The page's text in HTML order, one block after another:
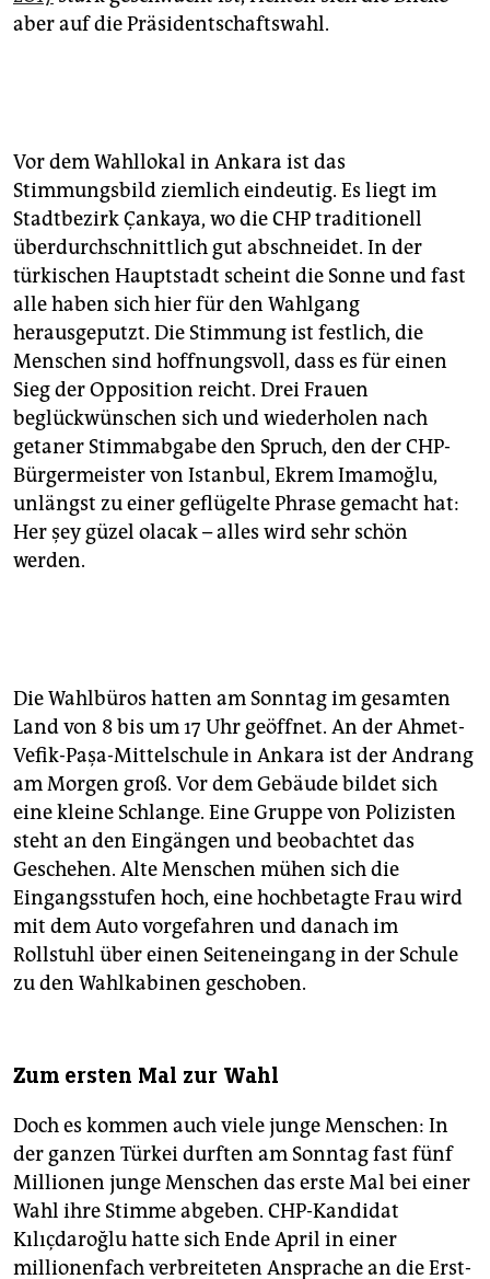
aber auf die Präsidentschaftswahl.
Vor dem Wahllokal in Ankara ist das
Stimmungsbild ziemlich eindeutig. Es liegt im
Stadtbezirk Çankaya, wo die CHP traditionell
überdurchschnittlich gut abschneidet. In der
türkischen Hauptstadt scheint die Sonne und fast
alle haben sich hier für den Wahlgang
herausgeputzt. Die Stimmung ist festlich, die
Menschen sind hoffnungsvoll, dass es für einen
Sieg der Opposition reicht. Drei Frauen
beglückwünschen sich und wiederholen nach
getaner Stimmabgabe den Spruch, den der CHP-
Bürgermeister von Istanbul, Ekrem Imamoğlu,
unlängst zu einer geflügelte Phrase gemacht hat:
Her şey güzel olacak – alles wird sehr schön
werden.
Die Wahlbüros hatten am Sonntag im gesamten
Land von 8 bis um 17 Uhr geöffnet. An der Ahmet-
Vefik-Paşa-Mittelschule in Ankara ist der Andrang
am Morgen groß. Vor dem Gebäude bildet sich
eine kleine Schlange. Eine Gruppe von Polizisten
steht an den Eingängen und beobachtet das
Geschehen. Alte Menschen mühen sich die
Eingangsstufen hoch, eine hochbetagte Frau wird
mit dem Auto vorgefahren und danach im
Rollstuhl über einen Seiteneingang in der Schule
zu den Wahlkabinen geschoben.
Zum ersten Mal zur Wahl
Doch es kommen auch viele junge Menschen: In
der ganzen Türkei durften am Sonntag fast fünf
Millionen junge Menschen das erste Mal bei einer
Wahl ihre Stimme abgeben. CHP-Kandidat
Kılıçdaroğlu hatte sich Ende April in einer
millionenfach verbreiteten Ansprache an die Erst­